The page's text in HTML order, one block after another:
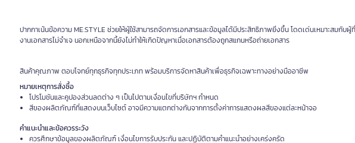
ปากกาเน้นข้อความ ME.STYLE ช่วยให้ผู้ใช้สามารถจัดการเอกสารและข้อมูลได้มีประสิทธิภาพยิ่งขึ้น โดดเด่นเหมาะสมกั
งานเอกสารไม่จำเจ นอกเหนือจากนี้ยังไม่ทำให้เกิดปัญหาเมื่อเอกสารต้องถูกสแกนหรือถ่ายเอกสาร
สินค้าคุณภาพ ตอบโจทย์ทุกธุรกิจทุกประเภท พร้อมบริการจัดหาสินค้าเพื่อธุรกิจเฉพาะทางอย่างมืออาชีพ
หมายเหตุการสั่งซื้อ
โปรโมชันและคูปองส่วนลดต่าง ๆ เป็นไปตามเงื่อนไขที่บริษัทฯ กำหนด
สีของผลิตภัณฑ์ที่แสดงบนเว็บไซต์ อาจมีความแตกต่างกันจากการตั้งค่าการแสดงผลสีของแต่ละหน้าจอ
คำแนะนำและข้อควรระวัง
ควรศึกษาข้อมูลของผลิตภัณฑ์ เงื่อนไขการรับประกัน และปฏิบัติตามคำแนะนำอย่างเคร่งครัด